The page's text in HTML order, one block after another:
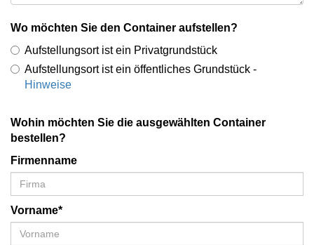
Wo möchten Sie den Container aufstellen?
Aufstellungsort ist ein Privatgrundstück
Aufstellungsort ist ein öffentliches Grundstück -
Hinweise
Wohin möchten Sie die ausgewählten Container
bestellen?
Firmenname
Vorname*